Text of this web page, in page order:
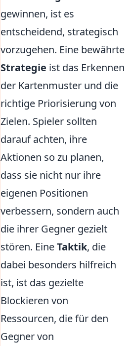
gewinnen, ist es
entscheidend, strategisch
vorzugehen. Eine bewährte
Strategie ist das Erkennen
der Kartenmuster und die
richtige Priorisierung von
Zielen. Spieler sollten
darauf achten, ihre
Aktionen so zu planen,
dass sie nicht nur ihre
eigenen Positionen
verbessern, sondern auch
die ihrer Gegner gezielt
stören. EineTaktik, die
dabei besonders hilfreich
ist, ist das gezielte
Blockieren von
Ressourcen, die für den
Gegner von